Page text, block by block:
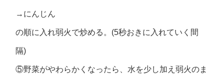
→にんじん
の順に入れ弱火で炒める。(5秒おきに入れていく間
隔)
⑤野菜がやわらかくなったら、水を少し加え弱火のま